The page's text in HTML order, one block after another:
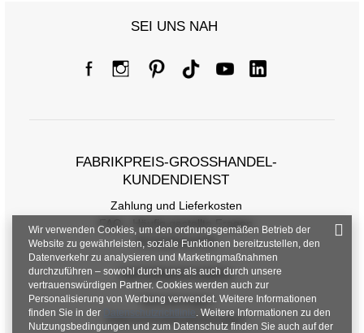
SEI UNS NAH
FABRIKPREIS-GROSSHANDEL-K
UNDENDIENST
Zahlung und Lieferkosten
FAQ - Häufig gestellte Fragen
Rückgabepolitik
INFORMATIONEN
Verordnungen
Datenschutzbestimmungen
Wir verwenden Cookies, um den ordnungsgemäßen Betrieb der
Website zu gewährleisten, soziale Funktionen bereitzustellen, den
Datenverkehr zu analysieren und Marketingmaßnahmen
durchzuführen – sowohl durch uns als auch durch unsere
vertrauenswürdigen Partner. Cookies werden auch zur
Personalisierung von Werbung verwendet. Weitere Informationen
finden Sie in der
Datenschutzrichtlinie. Weitere Informationen zu den
Nutzungsbedingungen und zum Datenschutz finden Sie auch auf der